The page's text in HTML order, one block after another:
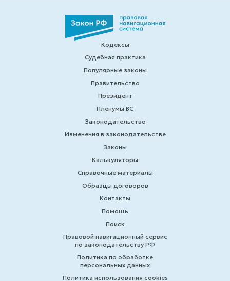
Кодексы
Судебная практика
Популярные законы
Правительство
Президент
Пленумы ВС
Законодательство
Изменения в законодательстве
Законы
Калькуляторы
Справочные материалы
Образцы договоров
Контакты
Помощь
Поиск
Правовой навигационный сервис
по законодательству РФ
Политика по обработке
персональных данных
Политика использования cookies